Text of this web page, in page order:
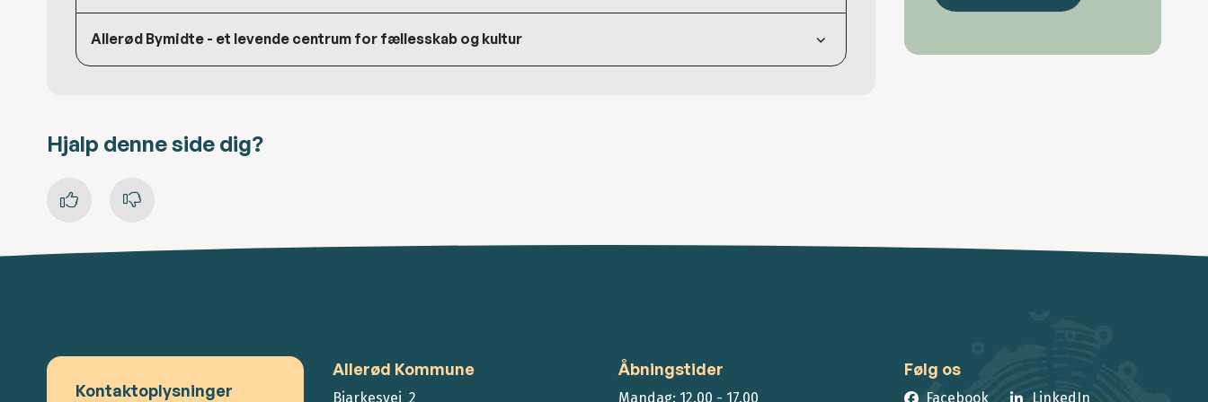
Allerød Bymidte - et levende centrum for fællesskab og kultur
Hjalp denne side dig?
Kontaktoplysninger
Allerød Kommune
Bjarkesvej 2
Åbningstider
Mandag: 12.00 - 17.00
Følg os
Facebook LinkedIn